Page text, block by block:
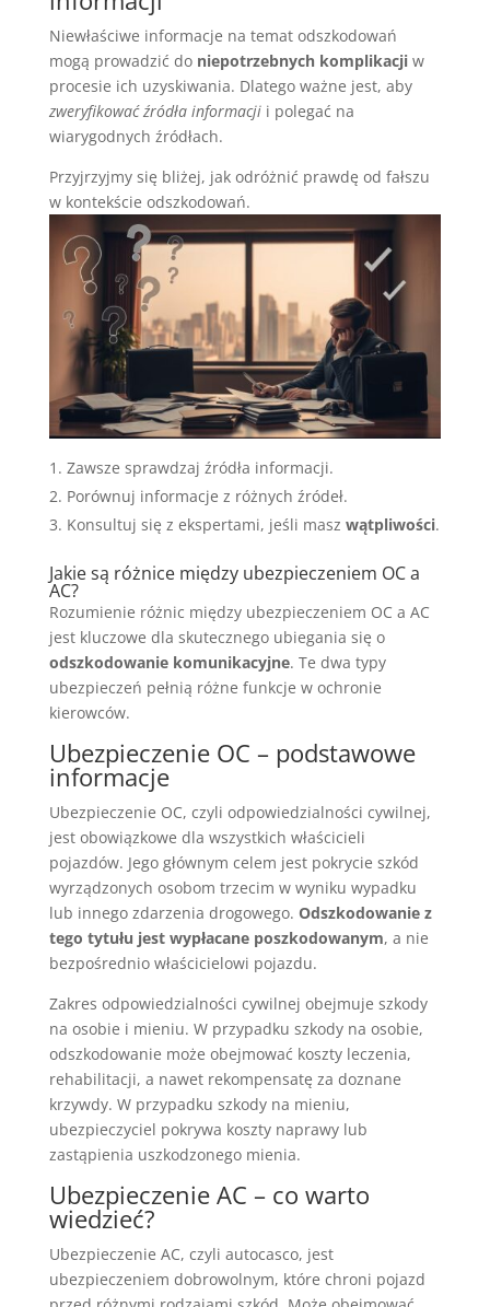
Niewłaściwe informacje na temat odszkodowań
mogą prowadzić do niepotrzebnych komplikacjiw
procesie ich uzyskiwania. Dlatego ważne jest, aby
zweryfikować źródła informacjii polegać na
wiarygodnych źródłach.
Przyjrzyjmy się bliżej, jak odróżnić prawdę od fałszu
w kontekście odszkodowań.
Zawsze sprawdzaj źródła informacji.
Porównuj informacje z różnych źródeł.
Konsultuj się z ekspertami, jeśli masz wątpliwości.
Jakie są różnice między ubezpieczeniem OC a
AC?
Rozumienie różnic między ubezpieczeniem OC a AC
jest kluczowe dla skutecznego ubiegania się o
odszkodowanie komunikacyjne. Te dwa typy
ubezpieczeń pełnią różne funkcje w ochronie
kierowców.
Ubezpieczenie OC – podstawowe
informacje
Ubezpieczenie OC, czyli odpowiedzialności cywilnej,
jest obowiązkowe dla wszystkich właścicieli
pojazdów. Jego głównym celem jest pokrycie szkód
wyrządzonych osobom trzecim w wyniku wypadku
lub innego zdarzenia drogowego. Odszkodowanie z
tego tytułu jest wypłacane poszkodowanym, a nie
bezpośrednio właścicielowi pojazdu.
Zakres odpowiedzialności cywilnej obejmuje szkody
na osobie i mieniu. W przypadku szkody na osobie,
odszkodowanie może obejmować koszty leczenia,
rehabilitacji, a nawet rekompensatę za doznane
krzywdy. W przypadku szkody na mieniu,
ubezpieczyciel pokrywa koszty naprawy lub
zastąpienia uszkodzonego mienia.
Ubezpieczenie AC – co warto
wiedzieć?
Ubezpieczenie AC, czyli autocasco, jest
ubezpieczeniem dobrowolnym, które chroni pojazd